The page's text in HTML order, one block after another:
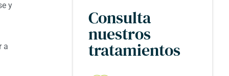
y
a
Consulta
nuestros
tratamientos